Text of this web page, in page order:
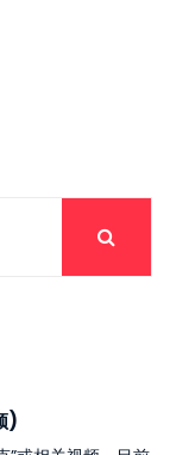
)